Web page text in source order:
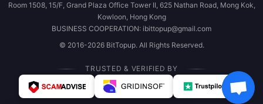
Room 1508, 15/F, Grand Plaza Office Tower II, 625 Nathan Road, Mong Kok,
Kowloon, Hong Kong
BUSINESS COOPERATION: ibittopup@gmail.com
© 2016-2026 BitTopup. All Rights Reserved.
TRUSTED & VERIFIED BY